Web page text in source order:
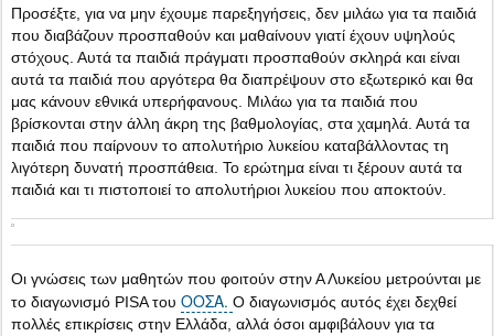
Προσέξτε, για να μην έχουμε παρεξηγήσεις, δεν μιλάω για τα παιδιά
που διαβάζουν προσπαθούν και μαθαίνουν γιατί έχουν υψηλούς
στόχους. Αυτά τα παιδιά πράγματι προσπαθούν σκληρά και είναι
αυτά τα παιδιά που αργότερα θα διαπρέψουν στο εξωτερικό και θα
μας κάνουν εθνικά υπερήφανους. Μιλάω για τα παιδιά που
βρίσκονται στην άλλη άκρη της βαθμολογίας, στα χαμηλά. Αυτά τα
παιδιά που παίρνουν το απολυτήριο λυκείου καταβάλλοντας τη
λιγότερη δυνατή προσπάθεια. Το ερώτημα είναι τι ξέρουν αυτά τα
παιδιά και τι πιστοποιεί το απολυτήριοι λυκείου που αποκτούν.
Οι γνώσεις των μαθητών που φοιτούν στην Α Λυκείου μετρούνται με
το διαγωνισμό PISA του ΟΟΣΑ. Ο διαγωνισμός αυτός έχει δεχθεί
πολλές επικρίσεις στην Ελλάδα, αλλά όσοι αμφιβάλουν για τα